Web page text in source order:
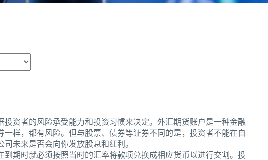
资者的风险承受能力和投资习惯来决定。外汇期货账户是一种金融
样，都有风险。但与股票、债券等证券不同的是，投资者不能在自
未来是否会向你发放股息和红利。
期时就必须按照当时的汇率将款项兑换成相应货币以进行交割。投